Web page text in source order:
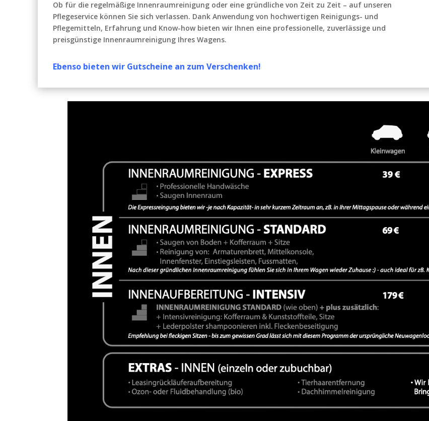
Ob für die regelmäßige Innenraumreinigung oder eine gründliche von Zeit zu Zeit – auf unseren
Pflegeservice können Sie sich verlassen. Dank Anwendung von hochwertigen Reinigungs- und
Pflegemitteln, Erfahrung und Know-how bieten wir Ihnen eine professionelle, zuverlässige und
preisgünstige Innenraumreinigung Ihres Wagens.
Ebenso bieten wir Gutscheine an zum Verschenken!